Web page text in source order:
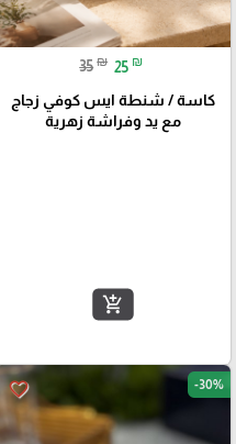
35 ₪ 25 ₪
كاسة / شنطة ايس كوفي زجاج
مع يد وفراشة زهرية
add_shopping_cart
favorite_border -30%